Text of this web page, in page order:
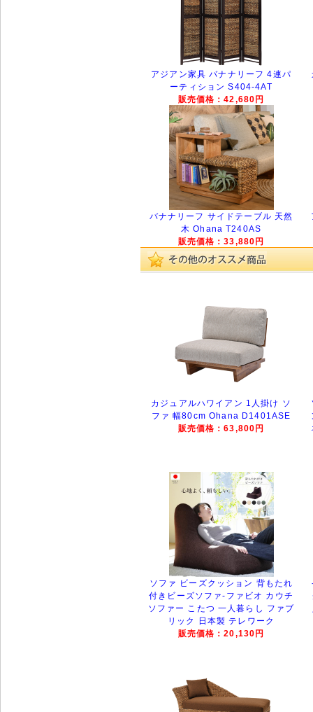
アジアン家具 バナナリーフ 4連パ
ーティション S404-4AT
販売価格：42,680円
バナナリーフ サイドテーブル 天然
木 Ohana T240AS
販売価格：33,880円
カジュアルハワイアン 1人掛け ソ
ファ 幅80cm Ohana D1401ASE
販売価格：63,800円
ソファ ビーズクッション 背もたれ
付きビーズソファ-ファビオ カウチ
ソファー こたつ 一人暮らし ファブ
リック 日本製 テレワーク
販売価格：20,130円